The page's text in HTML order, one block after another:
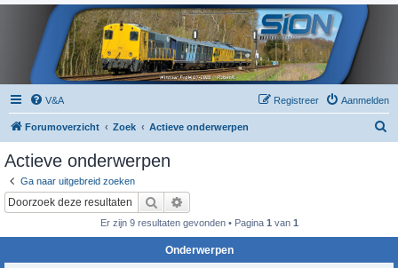
V&A Aanmelden
Registreer
Forumoverzicht Zoek Actieve onderwerpen
Actieve onderwerpen
Ga naar uitgebreid zoeken
Zoek
Er zijn 9 resultaten gevonden • Pagina 1 van 1
Onderwerpen